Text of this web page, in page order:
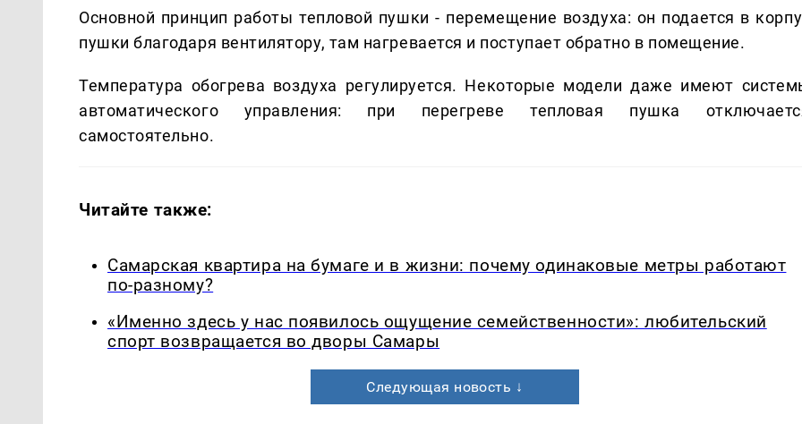
Основной принцип работы тепловой пушки - перемещение воздуха: он подается в
пушки благодаря вентилятору, там нагревается и поступает обратно в помещение.
Температура обогрева воздуха регулируется. Некоторые модели даже имеют
автоматического управления: при перегреве тепловая пушка
самостоятельно.
Читайте также:
Самарская квартира на бумаге и в жизни: почему одинаковые метры работают
по-разному?
«Именно здесь у нас появилось ощущение семейственности»: любительский
спорт возвращается во дворы Самары
Следующая новость ↓